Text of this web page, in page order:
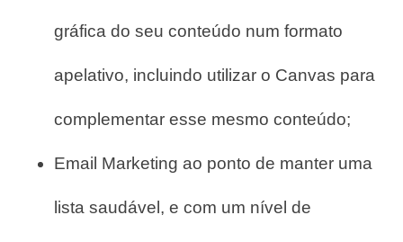
gráfica do seu conteúdo num formato
apelativo, incluindo utilizar o Canvas para
complementar esse mesmo conteúdo;
Email Marketing ao ponto de manter uma
lista saudável, e com um nível de